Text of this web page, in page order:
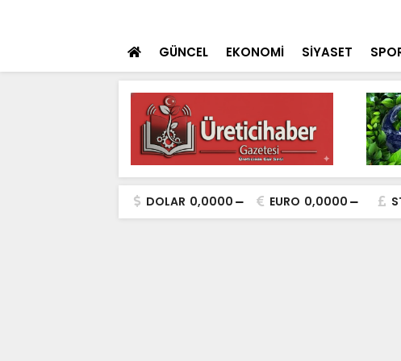
GÜNCEL EKONOMİ SİYASET
DOLAR 0,0000 EURO 0,0000